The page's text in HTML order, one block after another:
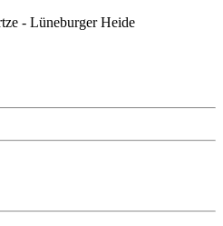
- Lüneburger Heide